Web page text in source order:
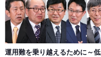
運用難を乗り越えるために～低